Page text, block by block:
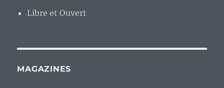
Libre et Ouvert
MAGAZINES